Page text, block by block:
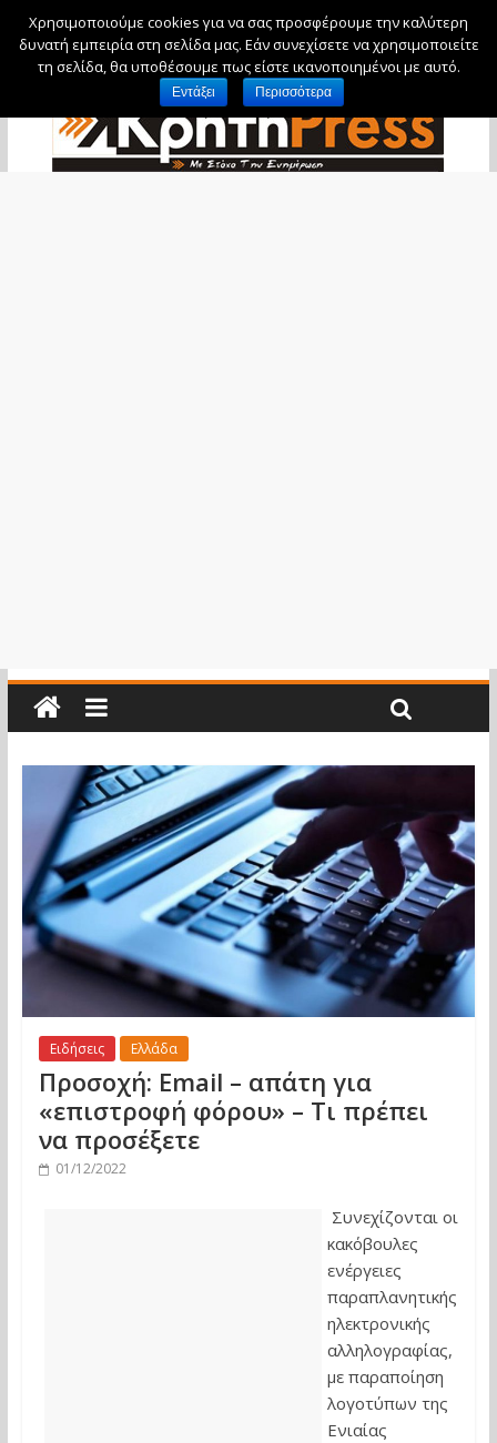
Κυριακή, 9 Αυγούστου, 2026
Ειδήσεις Ελλάδα
Προσοχή: Email – απάτη για
«επιστροφή φόρου» – Τι πρέπει
να προσέξετε
01/12/2022
Συνεχίζονται οι
κακόβουλες
ενέργειες
παραπλανητικής
ηλεκτρονικής
αλληλογραφίας,
με παραποίηση
λογοτύπων της
Ενιαίας
Χρησιμοποιούμε cookies για να σας προσφέρουμε την καλύτερη
δυνατή εμπειρία στη σελίδα μας. Εάν συνεχίσετε να χρησιμοποιείτε
τη σελίδα, θα υποθέσουμε πως είστε ικανοποιημένοι με αυτό.
Εντάξει Περισσότερα